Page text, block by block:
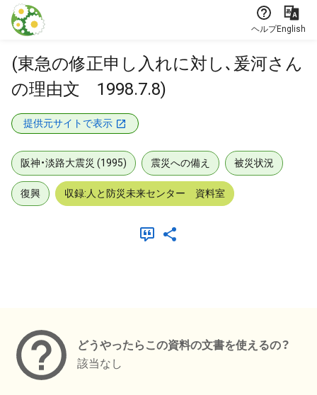
本文に飛ぶ
ヘルプEnglish
(東急の修正申し入れに対し､爰河さん
の理由文 1998.7.8)
提供元サイトで表示
阪神・淡路大震災 (1995) 震災への備え 被災状況
復興 収録:人と防災未来センター 資料室
どうやったらこの資料の文書を使えるの？
該当なし